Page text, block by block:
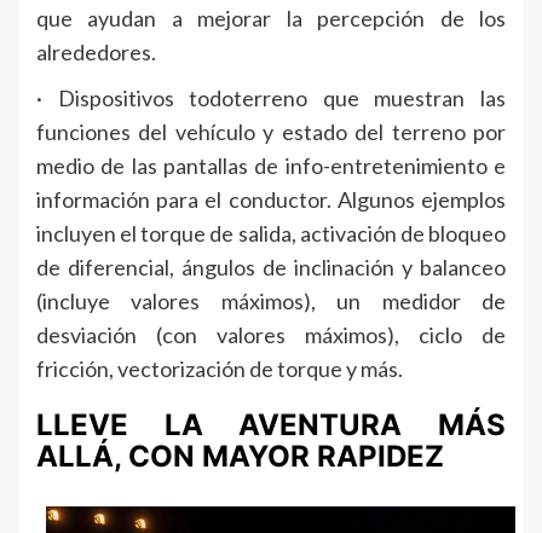
que ayudan a mejorar la percepción de los
alrededores.
· Dispositivos todoterreno que muestran las
funciones del vehículo y estado del terreno por
medio de las pantallas de info-entretenimiento e
información para el conductor. Algunos ejemplos
incluyen el torque de salida, activación de bloqueo
de diferencial, ángulos de inclinación y balanceo
(incluye valores máximos), un medidor de
desviación (con valores máximos), ciclo de
fricción, vectorización de torque y más.
LLEVE LA AVENTURA MÁS
ALLÁ, CON MAYOR RAPIDEZ